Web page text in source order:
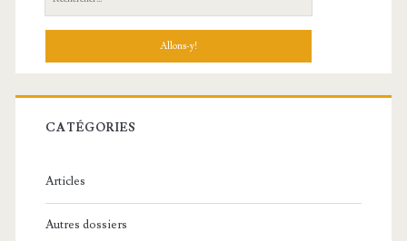
e
h
r
c
:
CATÉGORIES
Articles
Autres dossiers